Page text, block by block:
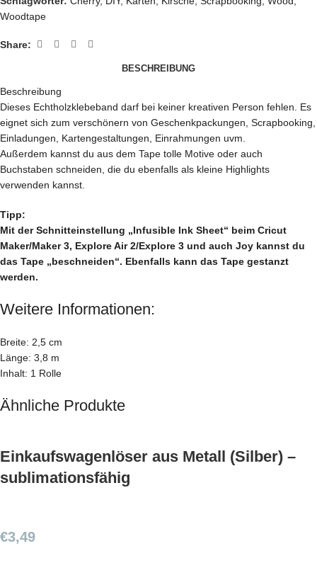
Woodtape
Share:
BESCHREIBUNG
Beschreibung
Dieses Echtholzklebeband darf bei keiner kreativen Person fehlen. Es
eignet sich zum verschönern von Geschenkpackungen, Scrapbooking,
Einladungen, Kartengestaltungen, Einrahmungen uvm.
Außerdem kannst du aus dem Tape tolle Motive oder auch
Buchstaben schneiden, die du ebenfalls als kleine Highlights
verwenden kannst.
Tipp:
Mit der Schnitteinstellung „Infusible Ink Sheet“ beim Cricut
Maker/Maker 3, Explore Air 2/Explore 3 und auch Joy kannst du
das Tape „beschneiden“. Ebenfalls kann das Tape gestanzt
werden.
Weitere Informationen:
Breite: 2,5 cm
Länge: 3,8 m
Inhalt: 1 Rolle
Ähnliche Produkte
Einkaufswagenlöser aus Metall (Silber) –
sublimationsfähig
€3,49